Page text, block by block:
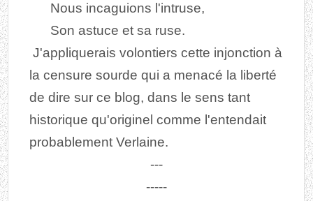
Nous incaguions l'intruse,
Son astuce et sa ruse.
J'appliquerais volontiers cette injonction à
la censure sourde qui a menacé la liberté
de dire sur ce blog, dans le sens tant
historique qu'originel comme l'entendait
probablement Verlaine.
---
-----